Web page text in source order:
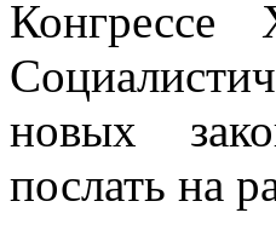
Конгрессе
новых
послать на